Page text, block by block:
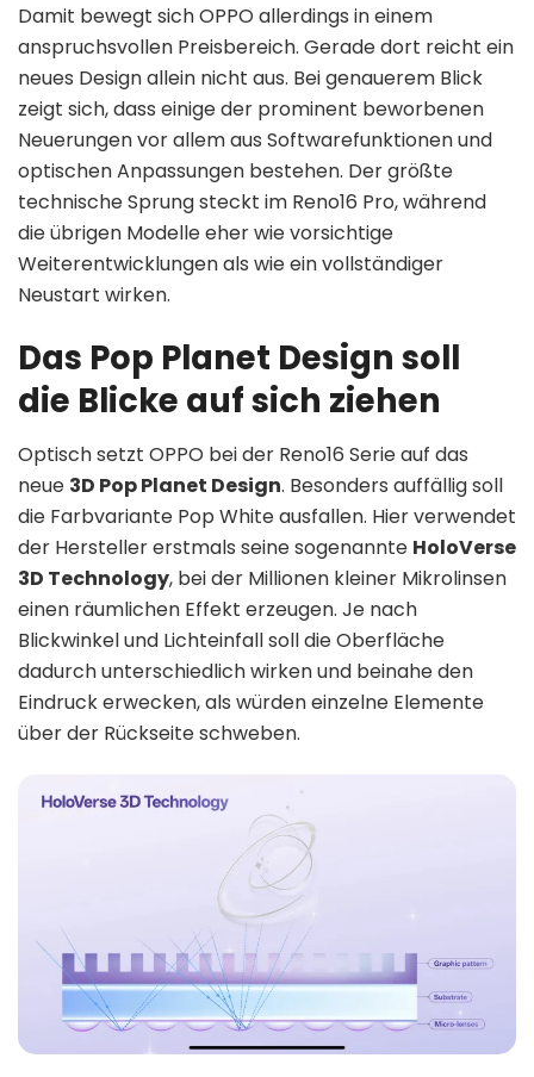
Damit bewegt sich OPPO allerdings in einem
anspruchsvollen Preisbereich. Gerade dort reicht ein
neues Design allein nicht aus. Bei genauerem Blick
zeigt sich, dass einige der prominent beworbenen
Neuerungen vor allem aus Softwarefunktionen und
optischen Anpassungen bestehen. Der größte
technische Sprung steckt im Reno16 Pro, während
die übrigen Modelle eher wie vorsichtige
Weiterentwicklungen als wie ein vollständiger
Neustart wirken.
Das Pop Planet Design soll
die Blicke auf sich ziehen
Optisch setzt OPPO bei der Reno16 Serie auf das
neue 3D Pop Planet Design. Besonders auffällig soll
die Farbvariante Pop White ausfallen. Hier verwendet
der Hersteller erstmals seine sogenannte HoloVerse
3D Technology, bei der Millionen kleiner Mikrolinsen
einen räumlichen Effekt erzeugen. Je nach
Blickwinkel und Lichteinfall soll die Oberfläche
dadurch unterschiedlich wirken und beinahe den
Eindruck erwecken, als würden einzelne Elemente
über der Rückseite schweben.